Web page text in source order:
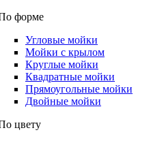
форме
Угловые мойки
Мойки с крылом
Круглые мойки
Квадратные мойки
Прямоугольные мойки
Двойные мойки
цвету